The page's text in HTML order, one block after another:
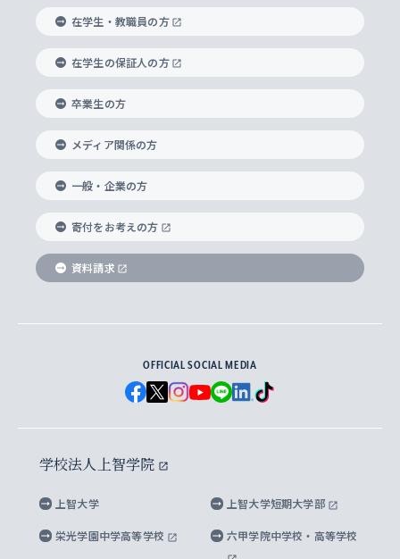
経済学部
外国語学部
総合グローバル学部
国際教養学部
理工学部
Futures） – 持続可能な未来を考える６学科連携
身体知
思考と表現
データサイエンス
グローバル教育センター
上智大学で学ぶ
海外で学ぶ
学びのサポート
大学院
神学研究科
実践宗教学研究科
総合人間科学研究科
経済学研究科
グローバル・スタディーズ研究科
助産学専攻科
生涯学習
国際言語情報研究所
グローバル・コンサーン研究所
比較文化研究所
ヨーロッパ研究所
アジア文化研究所
アメリカ・カナダ研究所
メディア・ジャーナリズム研究所
水稀少社会研究センター
先進機械・構造材料イノベーションセンター
研究支援制度
重点領域研究・自由課題研究
研究活動に関する法令・研究費の使用について
ボランティア活動
学生の相談窓口
心身の健康相談
ハラスメント防止の取り組み
障がいのある学生への支援
キャリア形成サポート
キャリア形成支援プログラム
就職（内定先）・進路統計
企業の採用ご担当者様へのご案内
住まいのサポート
科目等履修生
研究生・外国人特別研究生・国費留学生
交換留学生(海外大学から上智大学で学ぶ)
ノンディグリー生
Sophia Short-term Program受講生
学費・奨学金
学部入学前に出願する奨学金
国による高等教育の修学支援新制度
大学院生対象の奨学金
海外留学する際の費用と奨学金
学長・副学長紹介
上智大学の精神
上智大学の理念
上智大学の沿革
ソフィア・アーカイブズ
上智大学とカトリック
グローバルエンゲージメント
上智大学を訪れた世界の知性
国連Weeks・アフリカWeeks
ダイバーシティ＆サステナビリティへの取り組み
上智大学公式ソーシャルメディア
学校法人上智学院について
数字で見る上智大学
上智大学のネットワーク
父母・保証人とのネットワーク
学外とのネットワーク
上智大学の出版物
上智大学大学案内・大学院案内
英文広報誌 SOPHIA magazine
上智大学のビジュアル・アイデンティティ
上智大学ビジュアル・アイデンティティ
上智大学校歌 ・上智大学学生歌
上智大学への取材・キャンパスでの撮影について
上智大学の公開情報
上智大学の教育研究活動等の情報公表
キャンパス案内
在学生・教職員の方
在学生の保証人の方
卒業生の方
メディア関係の方
一般・企業の方
寄付をお考えの方
資料請求
OFFICIAL SOCIAL MEDIA
学校法人上智学院
上智大学 上智大学短期大学部
栄光学園中学高等学校 六甲学院中学校・高等学校